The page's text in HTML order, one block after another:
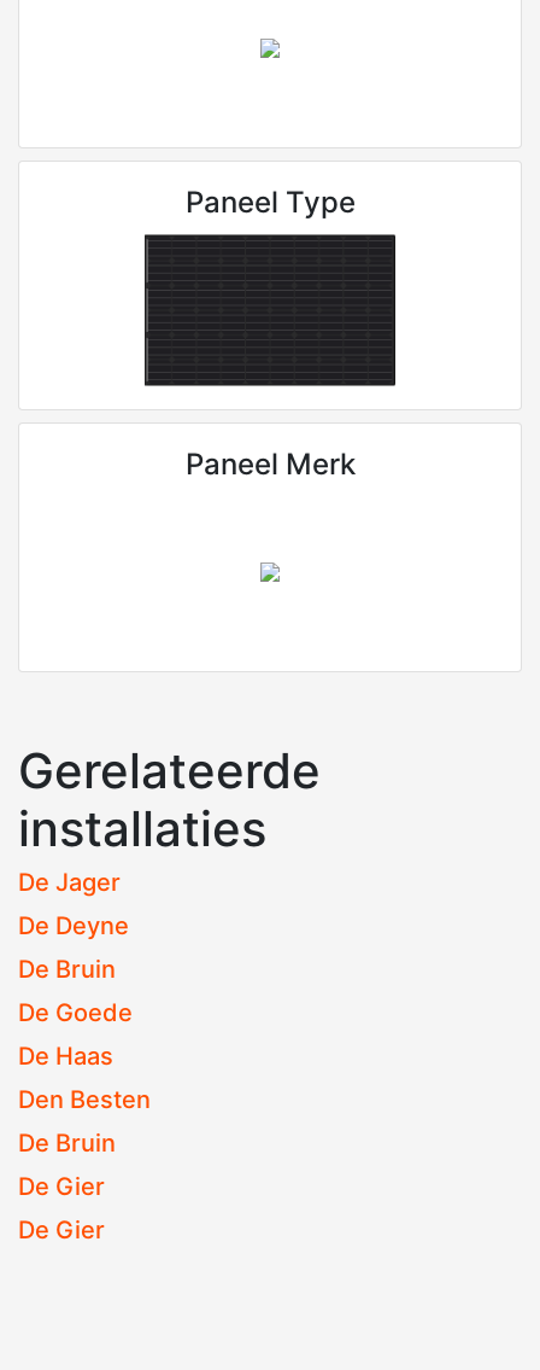
Paneel Type
Paneel Merk
Gerelateerde
installaties
De Jager
De Deyne
De Bruin
De Goede
De Haas
Den Besten
De Bruin
De Gier
De Gier